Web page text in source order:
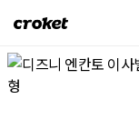
크
켓